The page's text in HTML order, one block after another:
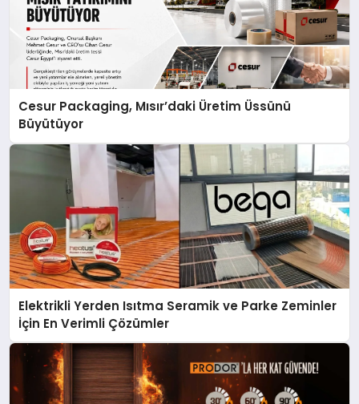
Cesur Packaging, Mısır’daki Üretim Üssünü
Büyütüyor
Elektrikli Yerden Isıtma Seramik ve Parke Zeminler
İçin En Verimli Çözümler